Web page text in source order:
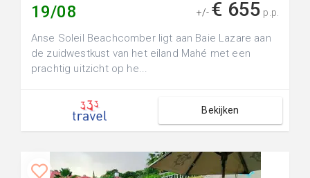
19/08 +/- € 655 p.p.
Anse Soleil Beachcomber ligt aan Baie Lazare aan
de zuidwestkust van het eiland Mahé met een
prachtig uitzicht op he...
Bekijken